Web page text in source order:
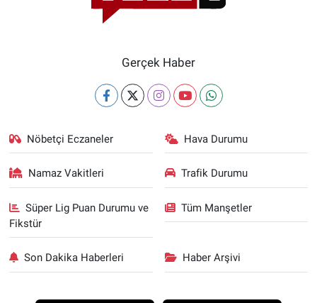
Gerçek Haber
Nöbetçi Eczaneler Hava Durumu
Namaz Vakitleri Trafik Durumu
Süper Lig Puan Durumu ve
Fikstür
Tüm Manşetler
Son Dakika Haberleri Haber Arşivi